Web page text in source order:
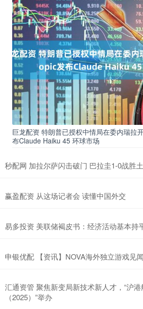
巨龙配资 特朗普已授权中情局在委内瑞拉
布Claude Haiku 45 环球市场
秒配网 加拉尔萨闪击破门 巴拉圭1-0战胜
赢盈配资 从这场记者会 读懂中国外交
易多投资 美联储褐皮书：经济活动基本持
申银优配 【资讯】NOVA海外独立游戏见闻
汇通资管 聚焦新变局新技术新人才，“沪
（2025）”举办